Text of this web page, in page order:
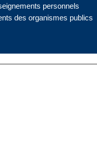
personnels
des organismes publics